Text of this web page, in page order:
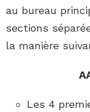
au bureau
sections
la manière
Les 4